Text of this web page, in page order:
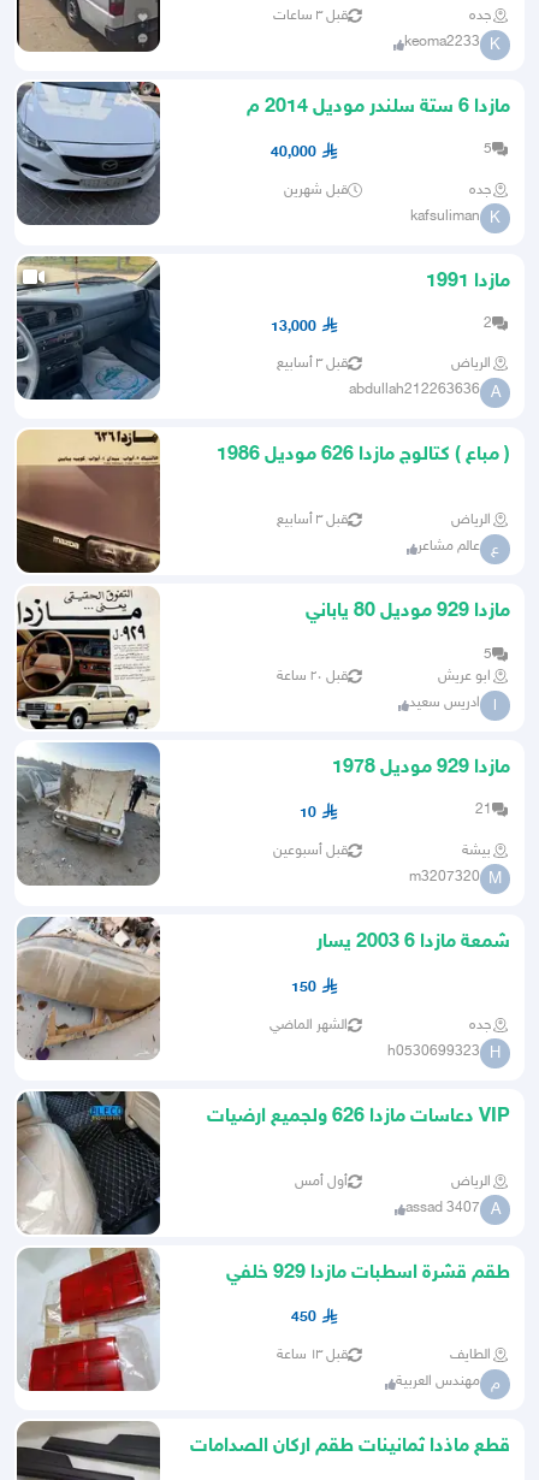
جده قبل ٣ ساعات
K
keoma2233
مازدا 6 ستة سلندر موديل 2014 م
5
40,000
جده قبل شهرين
K
kafsuliman
مازدا 1991
2
13,000
الرياض قبل ٣ أسابيع
A
abdullah212263636
( مباع ) كتالوج مازدا 626 موديل 1986
الرياض قبل ٣ أسابيع
ع عالم مشاعر
مازدا 929 موديل 80 ياباني
5
ابو عريش
قبل ٢٠ ساعة
ا ادريس سعيد
مازدا 929 موديل 1978
21
10
بيشة قبل أسبوعين
M
m3207320
شمعة مازدا 6 2003 يسار
150
جده الشهر الماضي
H
h0530699323
VIP دعاسات مازدا 626 ولجميع ارضيات
الرياض أول أمس
A
assad 3407
طقم قشرة اسطبات مازدا 929 خلفي
450
الطايف قبل ١٣ ساعة
م مهندس العربية
قطع ماذدا ثمانينات طقم اركان الصدامات